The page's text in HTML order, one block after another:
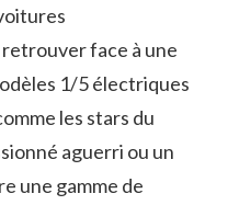
retrouver face à une
1/5 électriques
les stars du
aguerri ou un
une gamme de